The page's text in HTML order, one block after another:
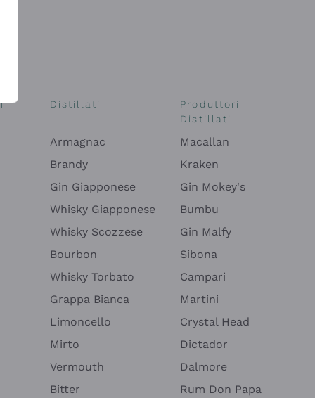
Distillati
Armagnac
Brandy
Gin Giapponese
Whisky Giapponese
Whisky Scozzese
Bourbon
Whisky Torbato
Grappa Bianca
Limoncello
Mirto
Vermouth
Bitter
Produttori
Distillati
Macallan
Kraken
Gin Mokey's
Bumbu
Gin Malfy
Sibona
Campari
Martini
Crystal Head
Dictador
Dalmore
Rum Don Papa